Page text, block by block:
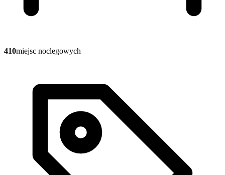
410miejsc noclegowych